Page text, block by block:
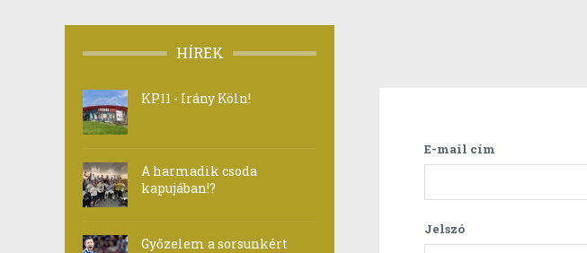
E-mail cím
Jelszó
HÍREK
KP11 - Irány Köln!
A harmadik csoda
kapujában!?
Győzelem a sorsunkért